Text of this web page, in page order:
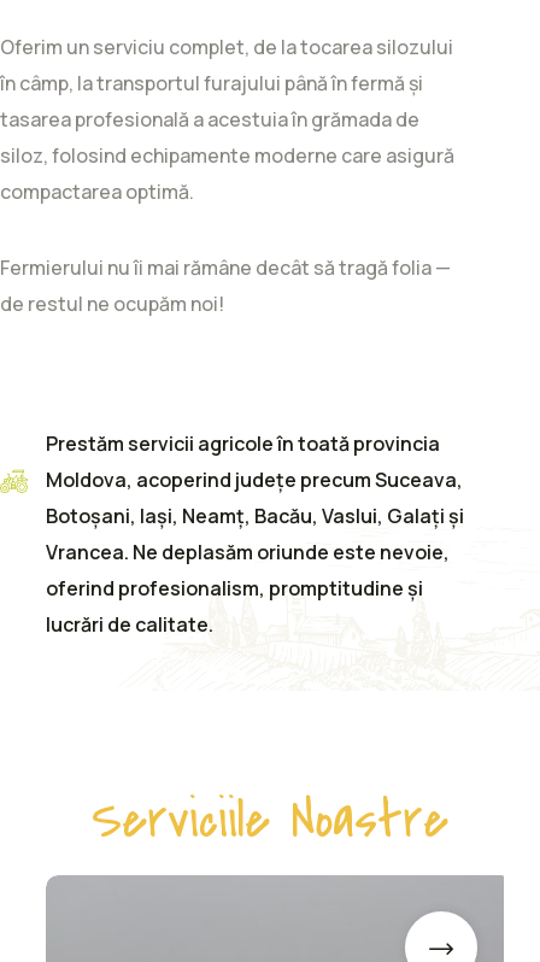
Oferim un serviciu complet, de la tocarea silozului
în câmp, la transportul furajului până în fermă și
tasarea profesională a acestuia în grămada de
siloz, folosind echipamente moderne care asigură
compactarea optimă.
Fermierului nu îi mai rămâne decât să tragă folia —
de restul ne ocupăm noi!
Prestăm servicii agricole în toată provincia
Moldova, acoperind județe precum Suceava,
Botoșani, Iași, Neamț, Bacău, Vaslui, Galați și
Vrancea. Ne deplasăm oriunde este nevoie,
oferind profesionalism, promptitudine și
lucrări de calitate.
Serviciile Noastre